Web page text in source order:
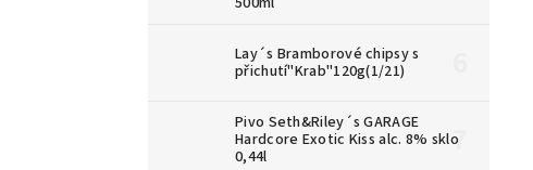
Lay´s Bramborové chipsy s
přichutí"Krab"120g(1/21)
Pivo Seth&Riley´s GARAGE
Hardcore Exotic Kiss alc. 8% sklo
0,44l